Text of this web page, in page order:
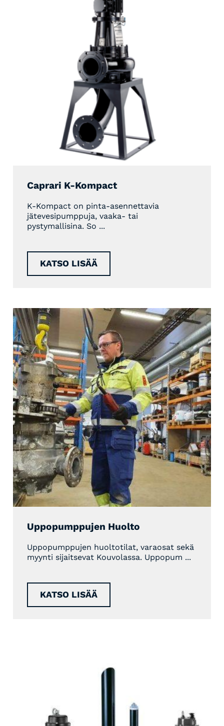
Caprari K-Kompact
K-Kompact on pinta-asennettavia
jätevesipumppuja, vaaka- tai
pystymallisina. So ...
KATSO LISÄÄ
Uppopumppujen Huolto
Uppopumppujen huoltotilat, varaosat sekä
myynti sijaitsevat Kouvolassa. Uppopum ...
KATSO LISÄÄ